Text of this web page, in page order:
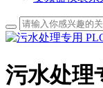
污水处理